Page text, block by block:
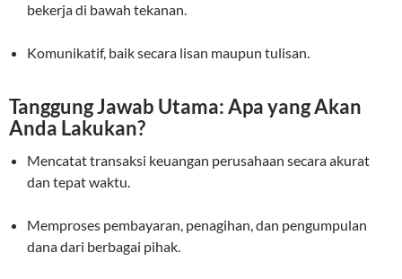
bekerja di bawah tekanan.
Komunikatif, baik secara lisan maupun tulisan.
Tanggung Jawab Utama: Apa yang Akan
Anda Lakukan?
Mencatat transaksi keuangan perusahaan secara akurat
dan tepat waktu.
Memproses pembayaran, penagihan, dan pengumpulan
dana dari berbagai pihak.